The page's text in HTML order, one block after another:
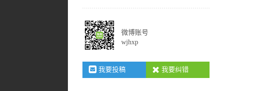
微博账号
wjhxp
我要投稿 我要纠错